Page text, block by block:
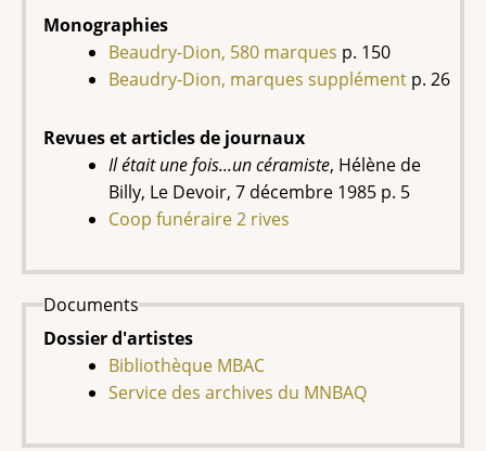
Monographies
Beaudry-Dion, 580 marques p. 150
Beaudry-Dion, marques supplément p. 26
Revues et articles de journaux
Il était une fois...un céramiste, Hélène de
Billy, Le Devoir, 7 décembre 1985 p. 5
Coop funéraire 2 rives
Documents
Dossier d'artistes
Bibliothèque MBAC
Service des archives du MNBAQ